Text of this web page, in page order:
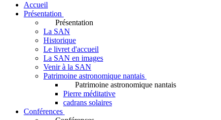
Accueil
Présentation
Présentation
La SAN
Historique
Le livret d'accueil
La SAN en images
Venir à la SAN
Patrimoine astronomique nantais
Patrimoine astronomique nantais
Pierre méditative
cadrans solaires
Conférences